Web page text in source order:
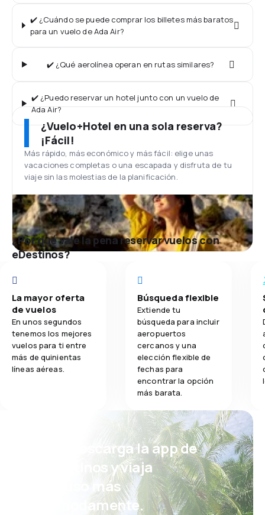
✔️ ¿Cuándo se puede comprar los billetes más baratos
para un vuelo de Ada Air?
✔️ ¿Qué aerolínea operan en rutas similares?
✔️ ¿Puedo reservar un hotel junto con un vuelo de
Ada Air?
¿Vuelo+Hotel en una sola reserva?
¡Fácil!
Más rápido, más económico y más fácil: elige unas
vacaciones completas o una escapada y disfruta de tu
viaje sin las molestias de la planificación.
¿Por qué vale la pena reservar vuelos con
eDestinos?
La mayor oferta
de vuelos
En unos segundos
tenemos los mejores
vuelos para ti entre
más de quinientas
líneas aéreas.
Búsqueda flexible
Extiende tu
búsqueda para incluir
aeropuertos
cercanos y una
elección flexible de
fechas para
encontrar la opción
más barata.
¡Eh! Descarga la app de
eDestinos y viaja
incluso más
cómodamente.